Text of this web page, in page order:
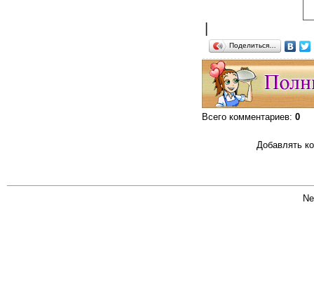
Поделиться…
Всего комментариев: 0
Добавлять